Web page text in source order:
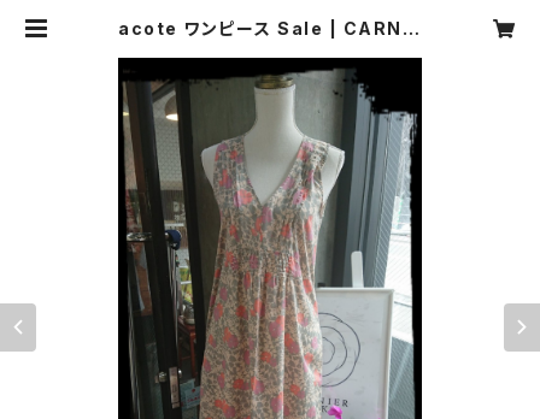
acote ワンピース Sale | CARNIE